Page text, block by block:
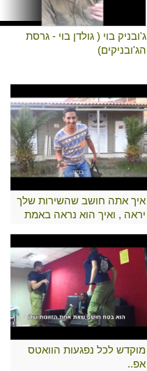
ג'ובניק בוי ( גולדן בוי - גרסת
הג'ובניקים)
איך אתה חושב שהשירות שלך
יראה , ואיך הוא נראה באמת
מוקדש לכל נפגעות הוואטס
אפ..